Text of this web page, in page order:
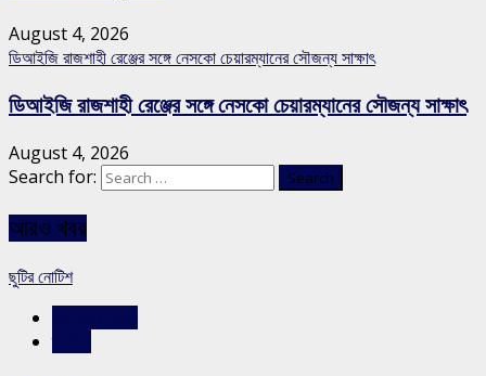
August 4, 2026
ডিআইজি রাজশাহী রেঞ্জের সঙ্গে নেসকো চেয়ারম্যানের সৌজন্য সাক্ষাৎ
ডিআইজি রাজশাহী রেঞ্জের সঙ্গে নেসকো চেয়ারম্যানের সৌজন্য সাক্ষাৎ
August 4, 2026
Search for:
আরও খবর
ছুটির নোটিশ